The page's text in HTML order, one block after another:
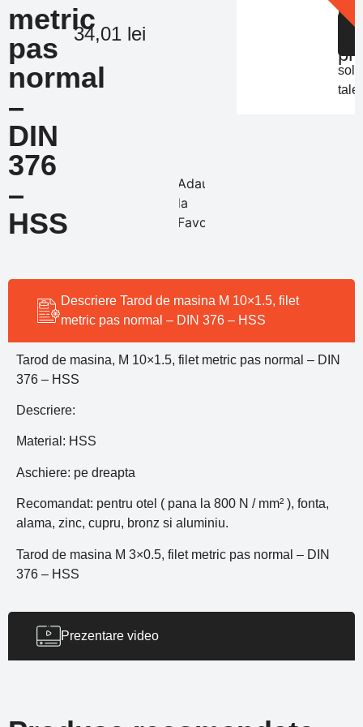
metric
pas
normal
–
DIN
376
–
HSS
34,01 lei
Adauga
la
Favorite
de
in
de
tale
Descriere Tarod de masina M 10×1.5, filet
metric pas normal – DIN 376 – HSS
Prezentare video
Tarod de masina, M 10×1.5, filet metric pas normal – DIN
376 – HSS
Descriere:
Material: HSS
Aschiere: pe dreapta
Recomandat: pentru otel ( pana la 800 N / mm² ), fonta,
alama, zinc, cupru, bronz si aluminiu.
Tarod de masina M 3×0.5, filet metric pas normal – DIN
376 – HSS